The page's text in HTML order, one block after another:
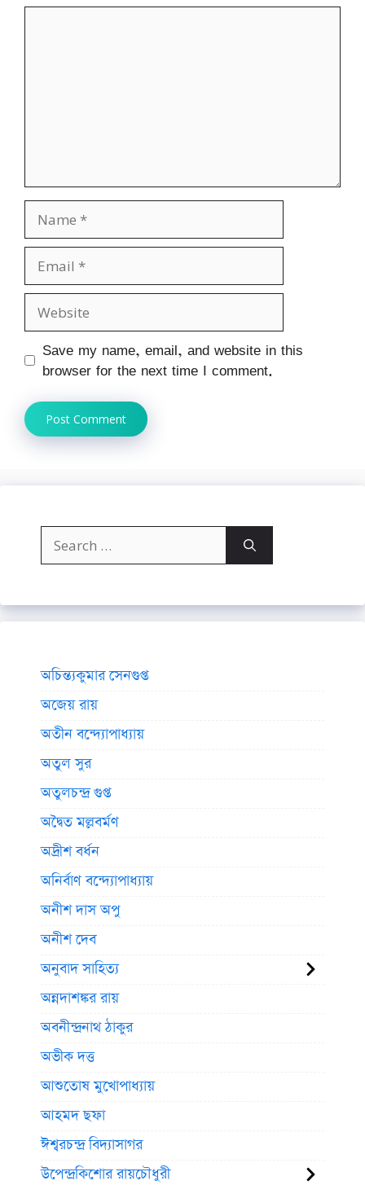
Name
Email
Website
Save my name, email, and website in this
browser for the next time I comment.
Search
for:
অচিন্ত্যকুমার সেনগুপ্ত
অজেয় রায়
অতীন বন্দ্যোপাধ্যায়
অতুল সুর
অতুলচন্দ্র গুপ্ত
অদ্বৈত মল্লবর্মণ
অদ্রীশ বর্ধন
অনির্বাণ বন্দ্যোপাধ্যায়
অনীশ দাস অপু
অনীশ দেব
অনুবাদ সাহিত্য
অন্নদাশঙ্কর রায়
অবনীন্দ্রনাথ ঠাকুর
অভীক দত্ত
আশুতোষ মুখোপাধ্যায়
আহমদ ছফা
ঈশ্বরচন্দ্র বিদ্যাসাগর
উপেন্দ্রকিশোর রায়চৌধুরী